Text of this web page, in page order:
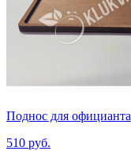
Поднос для официанта
510 руб.